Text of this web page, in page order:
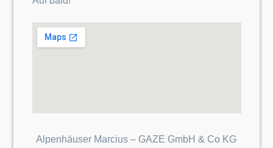
Alpenhäuser Marcius – GAZE GmbH & Co KG